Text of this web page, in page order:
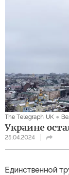
The Telegraph UK
Украине
25.04.2024
Единственной